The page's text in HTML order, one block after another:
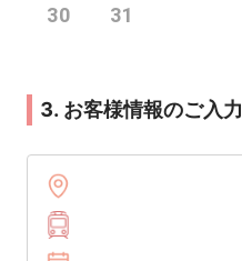
30 31
3. お客様情報のご入力